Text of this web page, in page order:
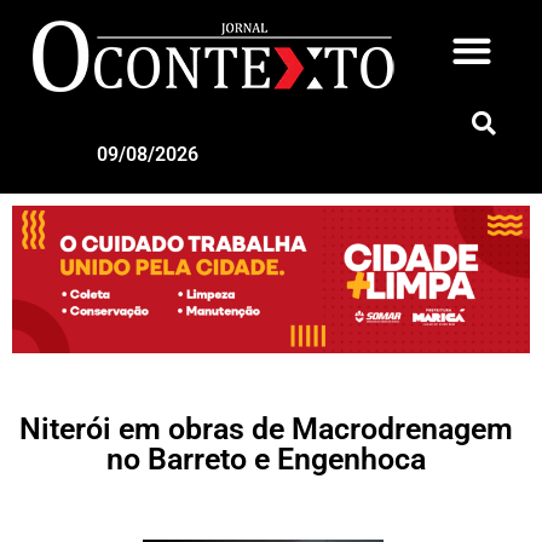
09/08/2026
Niterói em obras de Macrodrenagem
no Barreto e Engenhoca